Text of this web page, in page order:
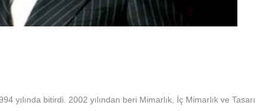
yılında bitirdi. 2002 yılından beri Mimarlık, İç Mimarlık ve